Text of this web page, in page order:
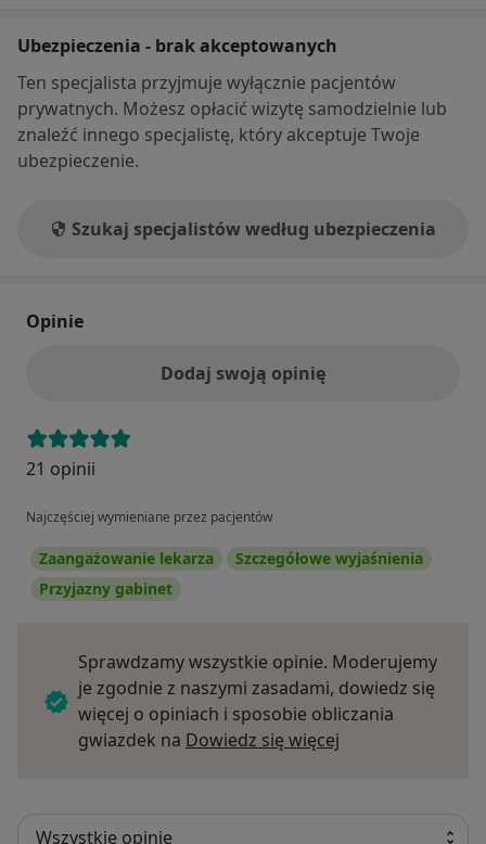
Ubezpieczenia - brak akceptowanych
Ten specjalista przyjmuje wyłącznie pacjentów
prywatnych. Możesz opłacić wizytę samodzielnie lub
znaleźć innego specjalistę, który akceptuje Twoje
ubezpieczenie.
Szukaj specjalistów według ubezpieczenia
Opinie
Dodaj swoją opinię
21 opinii
Najczęściej wymieniane przez pacjentów
Zaangażowanie lekarza
Szczegółowe wyjaśnienia
Przyjazny gabinet
Sprawdzamy wszystkie opinie. Moderujemy
je zgodnie z naszymi zasadami, dowiedz się
więcej o opiniach i sposobie obliczania
gwiazdek na Dowiedz się więcej